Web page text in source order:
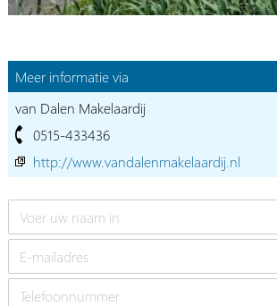
Meer informatie via
van Dalen Makelaardij
0515-433436
http://www.vandalenmakelaardij.nl